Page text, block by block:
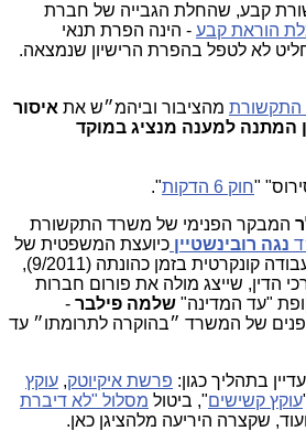
קבע, שהחלת הגבייה של חברת
הוראת קבע - הינה הפרת תנאי
לא לטפל בהפרת הרישיון שנמצאה.
התקשורת מהציבור וביהמ״ש את איסור
המתנה למענה מנציג במוקד
"חוק 6 הדקות
".
המבקר הפנימי של משרד התקשורת
נגה רובינשטיין כיועצת המשפטית של
קונקרטית בזמן כהונתה (9/2011),
הדין, שייצג מולה את פורום חברות
"עד המדינה" שלמה פילבר -
של המשרד ״בהוקרה לתרומתו״ עד
בתהליך כגון: פרשת איקיוטק, עוקץ
עוקץ קשישים", ביטול מסלול "לא דיברת
ועוד, שקצרה היריעה מלהציגן כאן.